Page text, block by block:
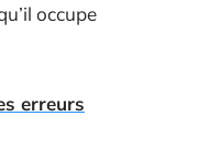
occupe
erreurs